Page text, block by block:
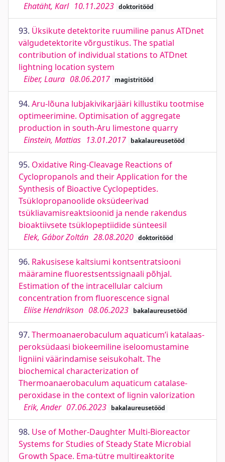
Ehatäht, Karl 10.11.2023 doktoritööd
93. Üksikute detektorite ruumiline panus ATDnet
välgudetektorite võrgustikus. The spatial
contribution of individual stations to ATDnet
lightning location system
Eiber, Laura 08.06.2017 magistritööd
94. Aru-lõuna lubjakivikarjääri killustiku tootmise
optimeerimine. Optimisation of aggregate
production in south-Aru limestone quarry
Einstein, Mattias 13.01.2017 bakalaureusetööd
95. Oxidative Ring-Cleavage Reactions of
Cyclopropanols and their Application for the
Synthesis of Bioactive Cyclopeptides.
Tsüklopropanoolide oksüdeerivad
tsükliavamisreaktsioonid ja nende rakendus
bioaktiivsete tsüklopeptiidide sünteesil
Elek, Gábor Zoltán 28.08.2020 doktoritööd
96. Rakusisese kaltsiumi kontsentratsiooni
määramine fluorestsentssignaali põhjal.
Estimation of the intracellular calcium
concentration from fluorescence signal
Eliise Hendrikson 08.06.2023 bakalaureusetööd
97. Thermoanaerobaculum aquaticum’i katalaas-
peroksüdaasi biokeemiline iseloomustamine
ligniini väärindamise seisukohalt. The
biochemical characterization of
Thermoanaerobaculum aquaticum catalase-
peroxidase in the context of lignin valorization
Erik, Ander 07.06.2023 bakalaureusetööd
98. Use of Mother-Daughter Multi-Bioreactor
Systems for Studies of Steady State Microbial
Growth Space. Ema-tütre multireaktorite